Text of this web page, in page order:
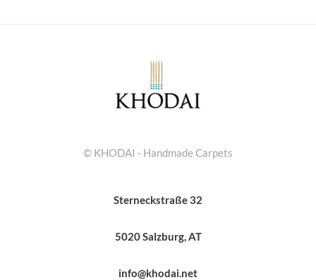
© KHODAI - Handmade Carpets
Sterneckstraße 32
5020 Salzburg, AT
info@khodai.net